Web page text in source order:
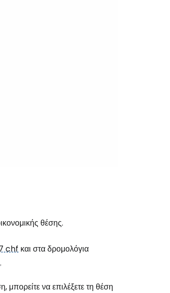
θέσης.
chf και στα δρομολόγια
.
να επιλέξετε τη θέση